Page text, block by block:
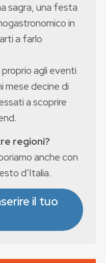
sagra, una festa
in
a farlo
agli eventi
mese decine di
a scoprire
regioni?
anche con
d’Italia.
il tuo